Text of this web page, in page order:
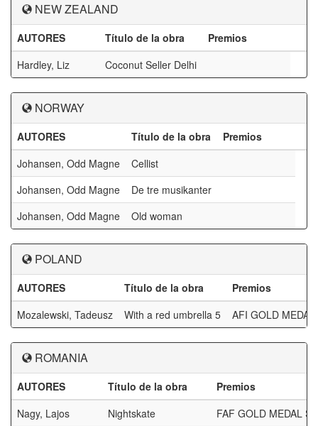
NEW ZEALAND
AUTORES Título de la obra
Premios
Hardley, Liz
Coconut Seller Delhi
NORWAY
AUTORES Título de la obra
Premios
Johansen, Odd Magne
Cellist
Johansen, Odd Magne
De tre musikanter
Johansen, Odd Magne
Old woman
POLAND
AUTORES Título de la obra
Premios
Mozalewski, Tadeusz
With a red umbrella 5 AFI GOLD
ROMANIA
AUTORES Título de la obra
Premios
Nagy, Lajos
Nightskate
FAF GOLD MEDAL